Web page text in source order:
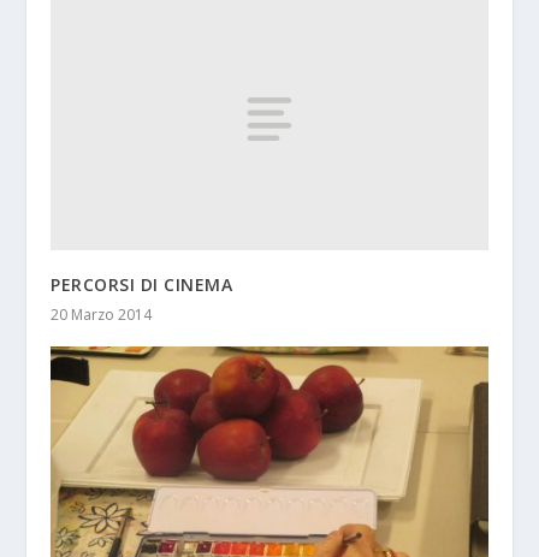
PERCORSI DI CINEMA
20 Marzo 2014